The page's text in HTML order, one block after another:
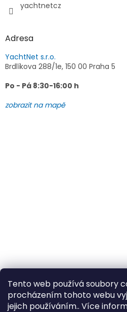
Tento web používá soubory
procházením tohoto webu
jejich používáním.. Více
yachtnetcz
Adresa
YachtNet s.r.o.
Brdlíkova 288/1e, 150 00 Praha 5
Po - Pá 8:30-16:00 h
zobrazit na mapě